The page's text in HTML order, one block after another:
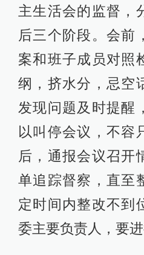
主生活会的监督，
后三个阶段。会前
案和班子成员对照
纲，挤水分，忌空
发现问题及时提醒
以叫停会议，不容
后，通报会议召开
单追踪督察，直至
定时间内整改不到
委主要负责人，要进